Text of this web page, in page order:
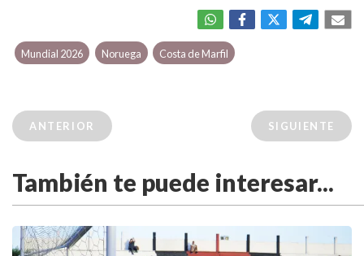
Mundial 2026 Noruega Costa de Marfil
ANTERIOR SIGUIENTE
También te puede interesar...